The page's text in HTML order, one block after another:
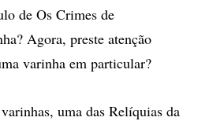
de Os Crimes de
Agora, preste atenção
varinha em particular?
uma das Relíquias da